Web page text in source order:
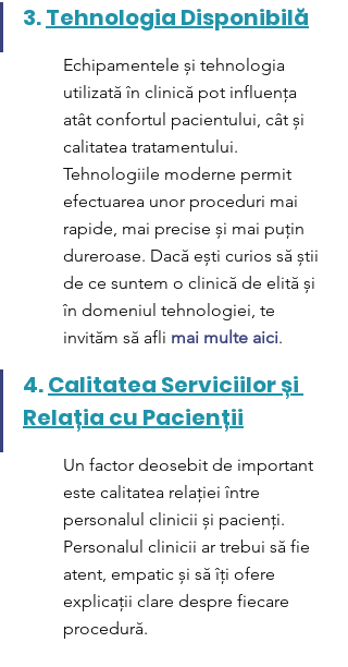
3. Tehnologia Disponibilă
Echipamentele și tehnologia
utilizată în clinică pot influența
atât confortul pacientului, cât și
calitatea tratamentului.
Tehnologiile moderne permit
efectuarea unor proceduri mai
rapide, mai precise și mai puțin
dureroase. Dacă ești curios să știi
de ce suntem o clinică de elită și
în domeniul tehnologiei, te
invităm să afli mai multe aici.
4. Calitatea Serviciilor și
Relația cu Pacienții
Un factor deosebit de important
este calitatea relației între
personalul clinicii și pacienți.
Personalul clinicii ar trebui să fie
atent, empatic și să îți ofere
explicații clare despre fiecare
procedură.